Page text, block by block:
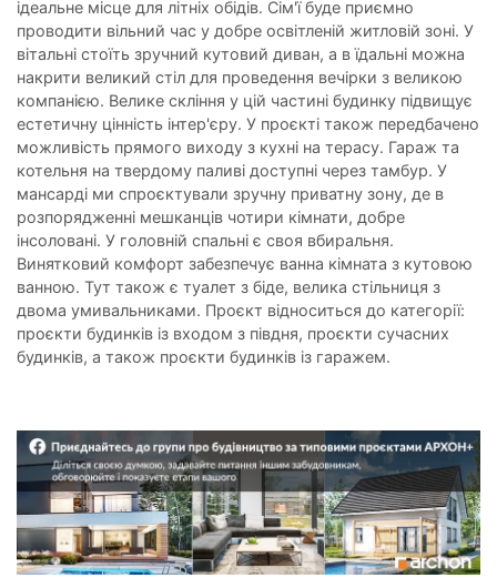
ідеальне місце для літніх обідів. Сім'ї буде приємно
проводити вільний час у добре освітленій житловій зоні. У
вітальні стоїть зручний кутовий диван, а в їдальні можна
накрити великий стіл для проведення вечірки з великою
компанією. Велике скління у цій частині будинку підвищує
естетичну цінність інтер'єру. У проєкті також передбачено
можливість прямого виходу з кухні на терасу. Гараж та
котельня на твердому паливі доступні через тамбур. У
мансарді ми спроєктували зручну приватну зону, де в
розпорядженні мешканців чотири кімнати, добре
інсоловані. У головній спальні є своя вбиральня.
Винятковий комфорт забезпечує ванна кімната з кутовою
ванною. Тут також є туалет з біде, велика стільниця з
двома умивальниками. Проєкт відноситься до категорії:
проєкти будинків із входом з півдня, проєкти сучасних
будинків, а також проєкти будинків із гаражем.